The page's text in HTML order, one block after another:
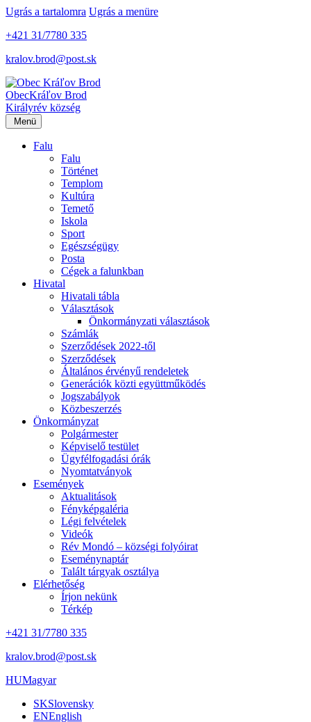
Ugrás a tartalomra Ugrás a menüre
+421 31/7780 335
kralov.brod@post.sk
ObecKráľov Brod
Királyrév község
Menü
Falu
Falu
Történet
Templom
Kultúra
Temető
Iskola
Sport
Egészségügy
Posta
Cégek a falunkban
Hivatal
Hivatali tábla
Választások
Önkormányzati választások
Számlák
Szerződések 2022-től
Szerződések
Általános érvényű rendeletek
Generációk közti együttműködés
Jogszabályok
Közbeszerzés
Önkormányzat
Polgármester
Képviselő testület
Ügyfélfogadási órák
Nyomtatványok
Események
Aktualitások
Fényképgaléria
Légi felvételek
Videók
Rév Mondó – községi folyóirat
Eseménynaptár
Talált tárgyak osztálya
Elérhetőség
Írjon nekünk
Térkép
+421 31/7780 335
kralov.brod@post.sk
HUMagyar
SKSlovensky
ENEnglish